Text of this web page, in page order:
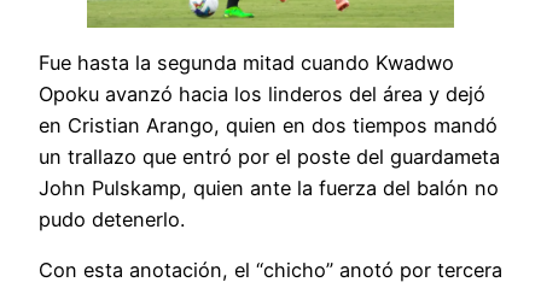
Fue hasta la segunda mitad cuando Kwadwo
Opoku avanzó hacia los linderos del área y dejó
en Cristian Arango, quien en dos tiempos mandó
un trallazo que entró por el poste del guardameta
John Pulskamp, quien ante la fuerza del balón no
pudo detenerlo.
Con esta anotación, el “chicho” anotó por tercera